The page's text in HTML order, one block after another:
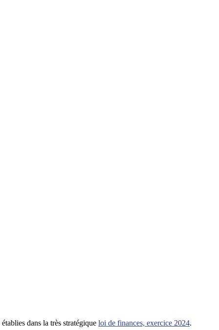
dans la très stratégique loi de finances, exercice 2024.